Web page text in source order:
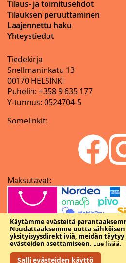
Käytämme evästeitä
Noudattaaksemme uutta
yksityisyysdirektiiviä, meidän
evästeiden asettamiseen. Lue lisää.
Salli evästeiden käyttö
Tilaus- ja toimitusehdot
Tilauksen peruuttaminen
Laajennettu haku
Yhteystiedot
Tiedekirja
Snellmaninkatu 13
00170 HELSINKI
Puhelin: +358 9 635 177
Y-tunnus: 0524704-5
Somelinkit:
Maksutavat:
Copyright © Tieteellisten